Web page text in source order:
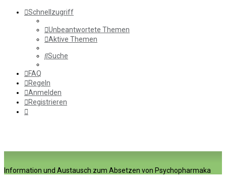
Schnellzugriff
Unbeantwortete Themen
Aktive Themen
Suche
FAQ
Regeln
Anmelden
Registrieren
Information und Austausch zum Absetzen von Psychopharmaka